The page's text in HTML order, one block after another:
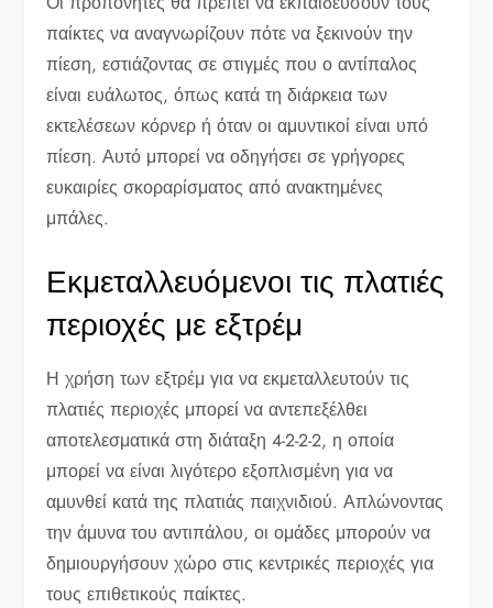
παίκτες να αναγνωρίζουν πότε να ξεκινούν την
πίεση, εστιάζοντας σε στιγμές που ο αντίπαλος
είναι ευάλωτος, όπως κατά τη διάρκεια των
εκτελέσεων κόρνερ ή όταν οι αμυντικοί είναι υπό
πίεση. Αυτό μπορεί να οδηγήσει σε γρήγορες
ευκαιρίες σκοραρίσματος από ανακτημένες
μπάλες.
Εκμεταλλευόμενοι τις πλατιές
περιοχές με εξτρέμ
Η χρήση των εξτρέμ για να εκμεταλλευτούν τις
πλατιές περιοχές μπορεί να αντεπεξέλθει
αποτελεσματικά στη διάταξη 4-2-2-2, η οποία
μπορεί να είναι λιγότερο εξοπλισμένη για να
αμυνθεί κατά της πλατιάς παιχνιδιού. Απλώνοντας
την άμυνα του αντιπάλου, οι ομάδες μπορούν να
δημιουργήσουν χώρο στις κεντρικές περιοχές για
τους επιθετικούς παίκτες.